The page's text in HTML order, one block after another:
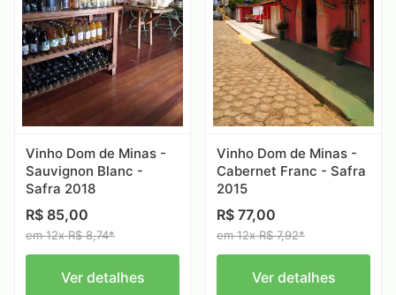
Vinho Dom de Minas -
Sauvignon Blanc -
Safra 2018
R$ 85,00
em 12x R$ 8,74*
Ver detalhes
Vinho Dom de Minas -
Cabernet Franc - Safra
2015
R$ 77,00
em 12x R$ 7,92*
Ver detalhes